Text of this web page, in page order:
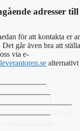
adresser
för att kontakta er
Det går även bra att
via e-